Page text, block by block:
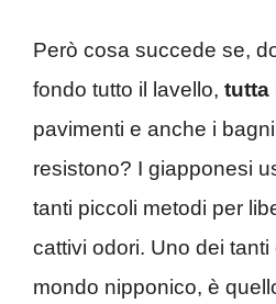
Però cosa succede se,
fondo tutto il lavello, tutta
pavimenti e anche i
resistono? I giapponesi
tanti piccoli metodi per
cattivi odori. Uno dei tanti
mondo nipponico, è